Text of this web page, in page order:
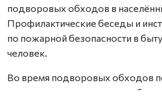
подворовых обходов в
Профилактические беседы и
по пожарной безопасности в
человек.
Во время подворовых обходов
вручали памятки, но и подробно